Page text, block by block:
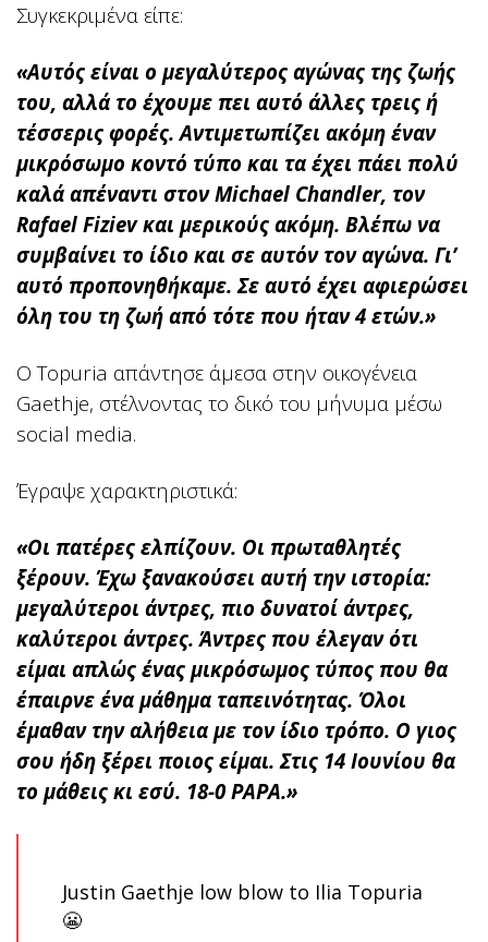
Συγκεκριμένα είπε:
«Αυτός είναι ο μεγαλύτερος αγώνας της ζωής
του, αλλά το έχουμε πει αυτό άλλες τρεις ή
τέσσερις φορές. Αντιμετωπίζει ακόμη έναν
μικρόσωμο κοντό τύπο και τα έχει πάει πολύ
καλά απέναντι στον Michael Chandler, τον
Rafael Fiziev και μερικούς ακόμη. Βλέπω να
συμβαίνει το ίδιο και σε αυτόν τον αγώνα. Γι’
αυτό προπονηθήκαμε. Σε αυτό έχει αφιερώσει
όλη του τη ζωή από τότε που ήταν 4 ετών.»
Ο Topuria απάντησε άμεσα στην οικογένεια
Gaethje, στέλνοντας το δικό του μήνυμα μέσω
social media.
Έγραψε χαρακτηριστικά:
«Οι πατέρες ελπίζουν. Οι πρωταθλητές
ξέρουν. Έχω ξανακούσει αυτή την ιστορία:
μεγαλύτεροι άντρες, πιο δυνατοί άντρες,
καλύτεροι άντρες. Άντρες που έλεγαν ότι
είμαι απλώς ένας μικρόσωμος τύπος που θα
έπαιρνε ένα μάθημα ταπεινότητας. Όλοι
έμαθαν την αλήθεια με τον ίδιο τρόπο. Ο γιος
σου ήδη ξέρει ποιος είμαι. Στις 14 Ιουνίου θα
το μάθεις κι εσύ. 18-0 PAPA.»
Justin Gaethje low blow to Ilia Topuria
😬